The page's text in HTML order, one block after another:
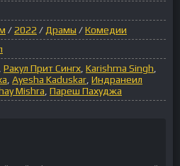
/2022 / Драмы /Комедии
Ракул Прит Сингх Karishma Singh
Ayesha Kaduskar Индранеил
Mishra Пареш Пахуджа